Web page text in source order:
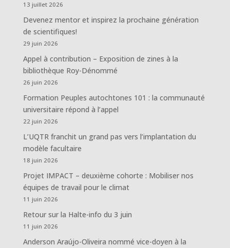
13 juillet 2026
Devenez mentor et inspirez la prochaine génération
de scientifiques!
29 juin 2026
Appel à contribution – Exposition de zines à la
bibliothèque Roy-Dénommé
26 juin 2026
Formation Peuples autochtones 101 : la communauté
universitaire répond à l’appel
22 juin 2026
L’UQTR franchit un grand pas vers l’implantation du
modèle facultaire
18 juin 2026
Projet IMPACT – deuxième cohorte : Mobiliser nos
équipes de travail pour le climat
11 juin 2026
Retour sur la Halte-info du 3 juin
11 juin 2026
Anderson Araújo-Oliveira nommé vice-doyen à la